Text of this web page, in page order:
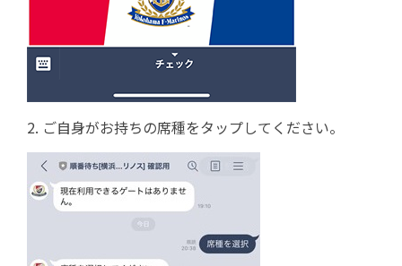
2. ご自身がお持ちの席種をタップしてください。